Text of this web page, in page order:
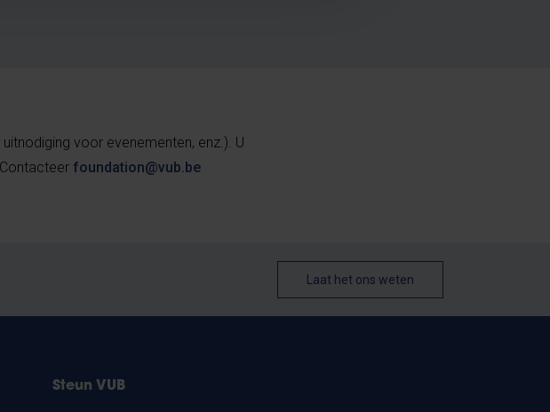
voor evenementen, enz.). U
foundation@vub.be
Laat het ons weten
Steun VUB